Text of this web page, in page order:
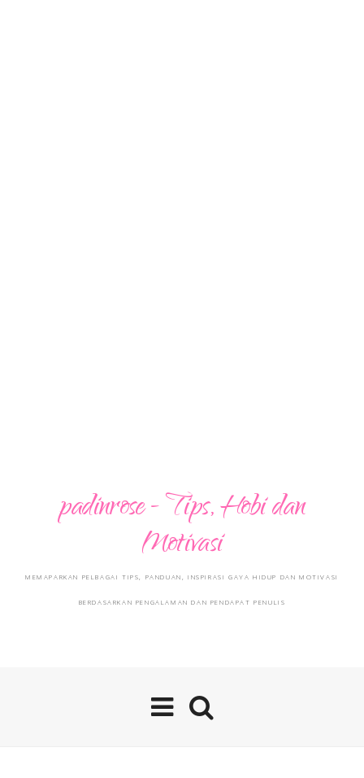
padinrose - Tips, Hobi dan
Motivasi
MEMAPARKAN PELBAGAI TIPS, PANDUAN, INSPIRASI GAYA HIDUP DAN MOTIVASI
BERDASARKAN PENGALAMAN DAN PENDAPAT PENULIS